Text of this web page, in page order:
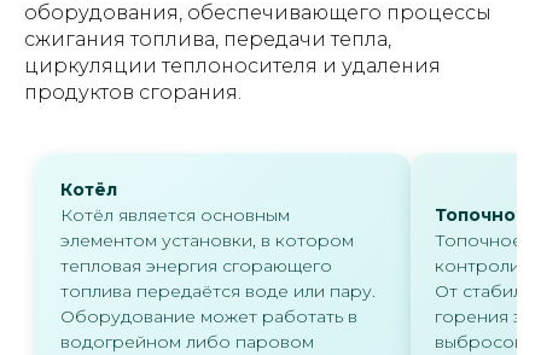
оборудования, обеспечивающего процессы
сжигания топлива, передачи тепла,
циркуляции теплоносителя и удаления
продуктов сгорания.
Котёл
Котёл является основным
элементом установки, в котором
тепловая энергия сгорающего
топлива передаётся воде или пару.
Оборудование может работать в
водогрейном либо паровом
Топочное
Топочное
От
горения
выбросов